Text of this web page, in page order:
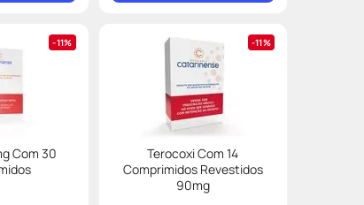
11%
Com 30
11%
Terocoxi Com 14
Comprimidos Revestidos
90mg